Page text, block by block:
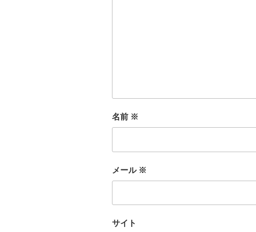
名前 ※
メール ※
サイト